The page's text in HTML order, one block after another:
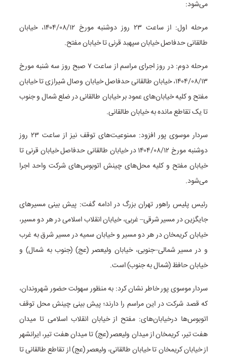
می‌شود:
مرحله اول: از ساعت ۲۳ روز دوشنبه مورخ ۱۴۰۴/۰۸/۱۲، خیابان
طالقانی حدفاصل خیابان سپهبد قرنی تا خیابان مفتح.
مرحله دوم: در روز اجرای مراسم از ساعت ۷ صبح روز سه شنبه مورخ
۱۴۰۴/۰۸/۱۳، خیابان طالقانی حدفاصل خیابان وصال شیرازی تا خیابان
مفتح و کلیه خیابان‌های عمود بر خیابان طالقانی در ضلع شمال و جنوب
تا یک تقاطع مانده به خیابان طالقانی.
سردار موسوی پور افزود: ممنوعیت‌های توقف نیز از ساعت ۲۳ روز
دوشنبه مورخ ۱۴۰۴/۰۸/۱۲ در خیابان طالقانی حدفاصل خیابان قرنی تا
خیابان مفتح و کلیه محل‌های چینش اتوبوس‌های شرکت واحد اجرا
می‌شود.
رئیس پلیس راهور تهران بزرگ در ادامه گفت: پیش بینی مسیرهای
جایگزین در مسیر شرقی– غربی، خیابان انقلاب اسلامی در هر دو مسیر،
خیابانکریمخاندر هر دو مسیر و خیابان سمیه در مسیر شرق به غرب
و در مسیر شمالی–جنوبی، خیابان ولیعصر (عج) (جنوب به شمال) و
خیابان حافظ (شمال به جنوب) است.
سردار موسوی پور خاطر نشان کرد: به منظور سهولت حضور شهروندان،
که قصد شرکت در این مراسم را دارند؛ پیش بینی چینش محل توقف
اتوبوس‌ها درخیابان‌های: مفتح از خیابان انقلاب اسلامی تا میدان
هفت تیر، کریمخان از میدان ولیعصر (عج) تا میدان هفت تیر، ایرانشهر
از خیابانکریمخانتا خیابان طالقانی، ولیعصر (عج) از تقاطع طالقانی تا